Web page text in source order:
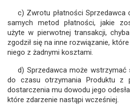
c) Zwrotu płatności Sprzedawca
samych metod płatności, jakie
użyte w pierwotnej transakcji,
zgodził się na inne rozwiązanie,
niego z żadnymi kosztami.
d) Sprzedawca może wstrzymać
do czasu otrzymania Produktu z
dostarczenia mu dowodu jego
które zdarzenie nastąpi wcześniej.